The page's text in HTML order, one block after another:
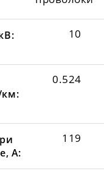
10
0.524
А:
119